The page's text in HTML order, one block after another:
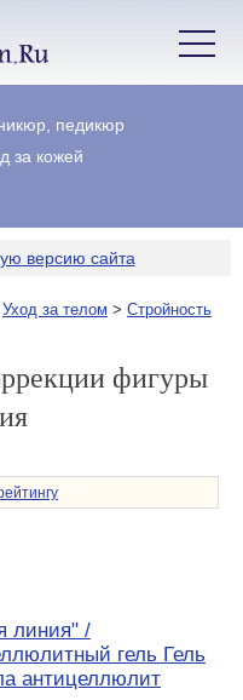
педикюр
за кожей
версию сайта
Уход за телом > Стройность
фигуры
линия" /
гель Гель
антицеллюлит